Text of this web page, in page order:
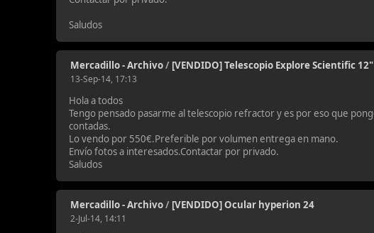
Saludos
Mercadillo - Archivo/ [VENDIDO] Telescopio Explore Scientific
13-Sep-14, 17:13
Hola a todos
Tengo pensado pasarme al telescopio refractor y es por eso que
contadas.
Lo vendo por 550€.Preferible por volumen entrega en mano.
Envío fotos a interesados.Contactar por privado.
Saludos
Mercadillo - Archivo/ [VENDIDO] Ocular hyperion 24
2-Jul-14, 14:11